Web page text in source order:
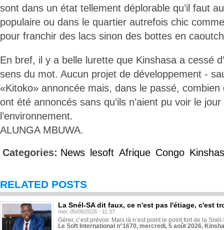
sont dans un état tellement déplorable qu’il faut
populaire ou dans le quartier autrefois chic
pour franchir des lacs sinon des bottes en
En bref, il y a belle lurette que Kinshasa a cessé
sens du mot. Aucun projet de développement -
«Kitoko» annoncée mais, dans le passé,
ont été annoncés sans qu’ils n’aient pu voir le
l’environnement.
ALUNGA MBUWA.
Categories: News lesoft Afrique Congo
RELATED POSTS
La Snél-SA dit faux, ce n'est pas l'étiage, c'est
mer, 05/08/2026 - 11:37
Gérer, c’est prévoir. Mais là n’est point le point fort de la
Le Soft International n°1670, mercredi, 5 août 2026,